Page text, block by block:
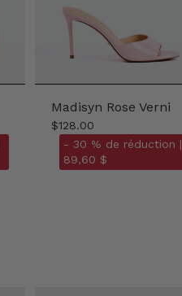
Madisyn Rose Verni
$128.00
- 30 % de réduction |
89,60 $